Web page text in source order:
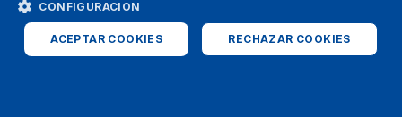
ENGLISH
CONFIGURACION
ACEPTAR COOKIES RECHAZAR COOKIES